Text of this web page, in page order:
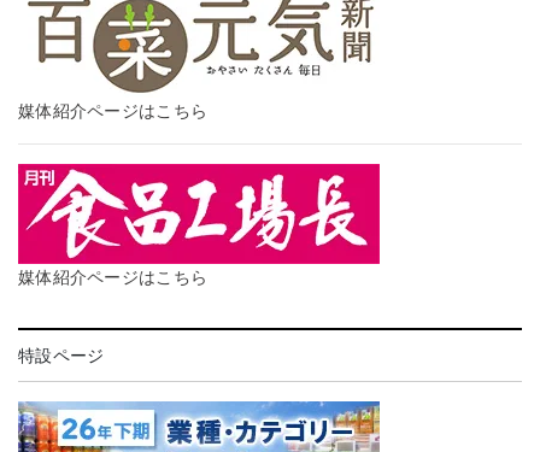
媒体紹介ページはこちら
媒体紹介ページはこちら
特設ページ